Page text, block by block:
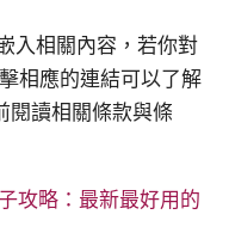
入相關內容，若你對
相應的連結可以了解
閱讀相關條款與條
攻略：最新最好用的